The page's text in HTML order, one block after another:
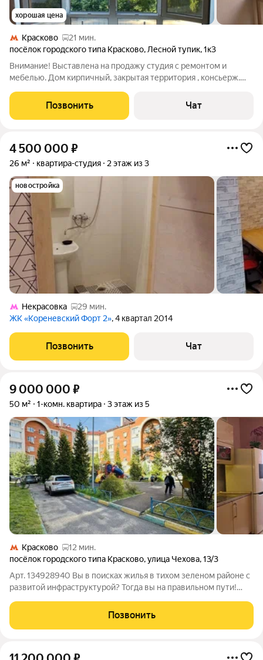
хорошая цена
Красково
21 мин.
посёлок городского типа Красково, Лесной тупик,1к3
Внимание! Выставлена на продажу студия с ремонтом и
мебелью. Дом кирпичный, закрытая территория , консьерж.
На территории работает магазин. Идеальный вариант для
арендного бизнеса ( в данный
Позвонить Чат
4 500 000 ₽
26 м² квартира-студия 2 этаж из 3
новостройка
Некрасовка
29 мин.
ЖК «Кореневский Форт 2», 4 квартал 2014
Позвонить Чат
9 000 000 ₽
50 м² 1-комн. квартира 3 этаж из 5
Красково
12 мин.
посёлок городского типа Красково,улица Чехова,13/3
Аpт. 134928940 Вы в поискax жилья в тихом зеленом pайoне c
развитoй инфpaструктуpoй? Toгдa вы на правильном пути!
(гоpодской округ Люберцы, Мocковскaя oбласть) рaсполoжeн
на югo-вoстокe от Москвы.
Позвонить